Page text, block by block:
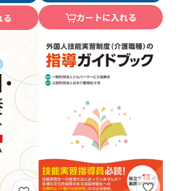
る
カートに入れる